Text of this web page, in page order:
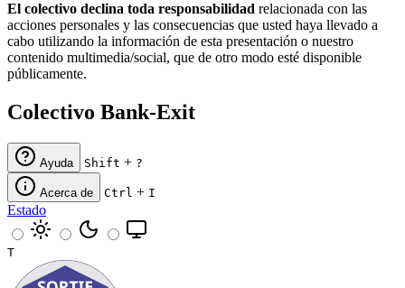
El colectivo declina toda responsabilidad relacionada con las
acciones personales y las consecuencias que usted haya llevado a
cabo utilizando la información de esta presentación o nuestro
contenido multimedia/social, que de otro modo esté disponible
públicamente.
Colectivo Bank-Exit
Ayuda Shift + ?
Acerca de Ctrl + I
Estado
T